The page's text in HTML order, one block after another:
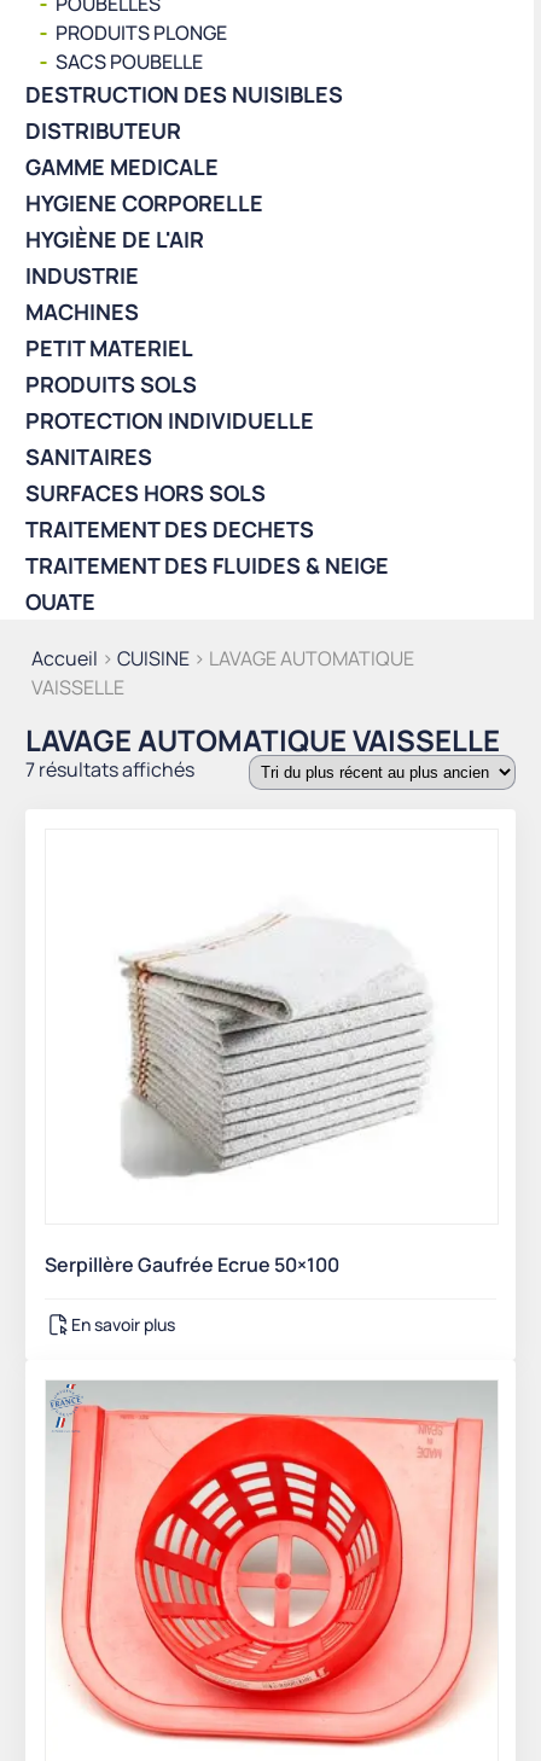
Accueil > CUISINE > LAVAGE AUTOMATIQUE
VAISSELLE
LAVAGE AUTOMATIQUE VAISSELLE
7 résultats affichésTrié
ancien
Serpillère Gaufrée Ecrue 50×100
En savoir plus
PRODUITS PLONGE
SACS POUBELLE
DESTRUCTION DES NUISIBLES
DISTRIBUTEUR
GAMME MEDICALE
HYGIENE CORPORELLE
HYGIÈNE DE L'AIR
INDUSTRIE
MACHINES
PETIT MATERIEL
PRODUITS SOLS
PROTECTION INDIVIDUELLE
SANITAIRES
SURFACES HORS SOLS
TRAITEMENT DES DECHETS
TRAITEMENT DES FLUIDES & NEIGE
OUATE